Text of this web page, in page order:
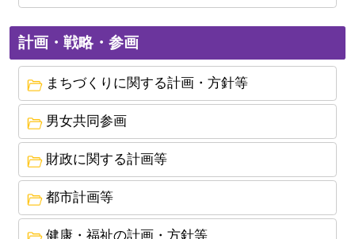
自治会への加入促進並びに潮来市空家バンク媒介
に関する協定締結について
2024年9月17日
１８歳以下の方が使用する自転車用ヘルメットの
購入費用を補助します！ （令和６年１月１日より
制度開始）
2024年9月10日
潮来保健所移転に関する地元説明会を開催しまし
計画・戦略・参画
まちづくりに関する計画・方針等
男女共同参画
財政に関する計画等
都市計画等
健康・福祉の計画・方針等